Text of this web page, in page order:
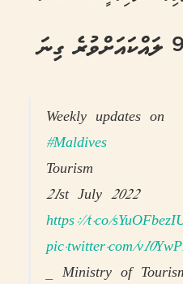
މިހާތަނަށް ރާއްޖެއަށް 9 ލައްކައަށްވުރެ ގިނަ
Weekly updates on
#Maldives
Tourism
21st July 2022
https://t.co/
pic.twitter.com/
— Ministry of